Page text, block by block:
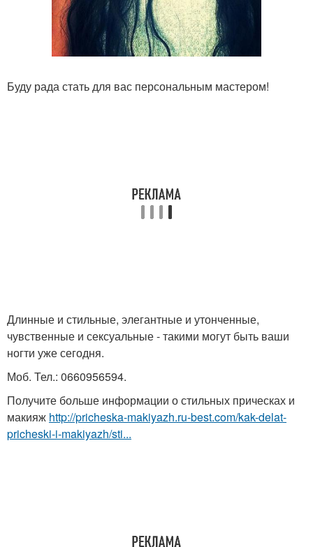
Буду рада стать для вас персональным мастером!
Длинные и стильные, элегантные и утонченные,
чувственные и сексуальные - такими могут быть ваши
ногти уже сегодня.
Моб. Тел.: 0660956594.
Получите больше информации о стильных прическах и
макияж http://pricheska-makiyazh.ru-best.com/kak-delat-
pricheski-i-makiyazh/sti...